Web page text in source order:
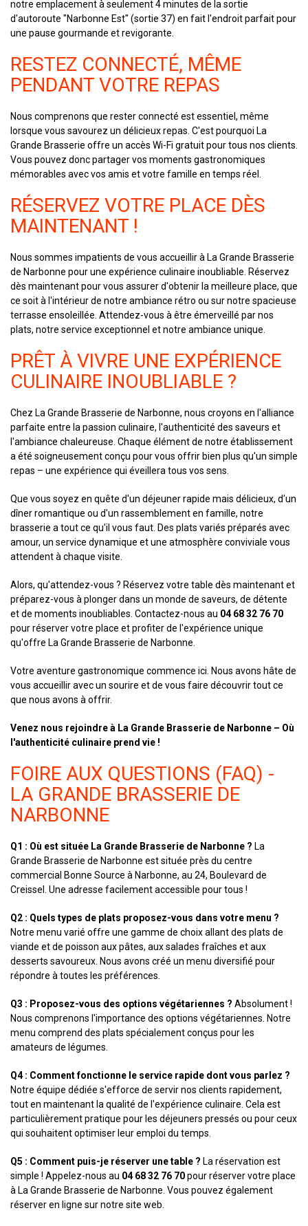
notre emplacement à seulement 4 minutes de la sortie
d'autoroute "Narbonne Est" (sortie 37) en fait l'endroit parfait pour
une pause gourmande et revigorante.
RESTEZ CONNECTÉ, MÊME
PENDANT VOTRE REPAS
Nous comprenons que rester connecté est essentiel, même
lorsque vous savourez un délicieux repas. C'est pourquoi La
Grande Brasserie offre un accès Wi-Fi gratuit pour tous nos clients.
Vous pouvez donc partager vos moments gastronomiques
mémorables avec vos amis et votre famille en temps réel.
RÉSERVEZ VOTRE PLACE DÈS
MAINTENANT !
Nous sommes impatients de vous accueillir à La Grande Brasserie
de Narbonne pour une expérience culinaire inoubliable. Réservez
dès maintenant pour vous assurer d'obtenir la meilleure place, que
ce soit à l'intérieur de notre ambiance rétro ou sur notre spacieuse
terrasse ensoleillée. Attendez-vous à être émerveillé par nos
plats, notre service exceptionnel et notre ambiance unique.
PRÊT À VIVRE UNE EXPÉRIENCE
CULINAIRE INOUBLIABLE ?
Chez La Grande Brasserie de Narbonne, nous croyons en l'alliance
parfaite entre la passion culinaire, l'authenticité des saveurs et
l'ambiance chaleureuse. Chaque élément de notre établissement
a été soigneusement conçu pour vous offrir bien plus qu'un simple
repas – une expérience qui éveillera tous vos sens.
Que vous soyez en quête d'un déjeuner rapide mais délicieux, d'un
dîner romantique ou d'un rassemblement en famille, notre
brasserie a tout ce qu'il vous faut. Des plats variés préparés avec
amour, un service dynamique et une atmosphère conviviale vous
attendent à chaque visite.
Alors, qu'attendez-vous ? Réservez votre table dès maintenant et
préparez-vous à plonger dans un monde de saveurs, de détente
et de moments inoubliables. Contactez-nous au 04 68 32 76 70
pour réserver votre place et profiter de l'expérience unique
qu'offre La Grande Brasserie de Narbonne.
Votre aventure gastronomique commence ici. Nous avons hâte de
vous accueillir avec un sourire et de vous faire découvrir tout ce
que nous avons à offrir.
Venez nous rejoindre à La Grande Brasserie de Narbonne – Où
l'authenticité culinaire prend vie !
FOIRE AUX QUESTIONS (FAQ) -
LA GRANDE BRASSERIE DE
NARBONNE
Q1 : Où est située La Grande Brasserie de Narbonne ? La
Grande Brasserie de Narbonne est située près du centre
commercial Bonne Source à Narbonne, au 24, Boulevard de
Creissel. Une adresse facilement accessible pour tous !
Q2 : Quels types de plats proposez-vous dans votre menu ?
Notre menu varié offre une gamme de choix allant des plats de
viande et de poisson aux pâtes, aux salades fraîches et aux
desserts savoureux. Nous avons créé un menu diversifié pour
répondre à toutes les préférences.
Q3 : Proposez-vous des options végétariennes ? Absolument !
Nous comprenons l'importance des options végétariennes. Notre
menu comprend des plats spécialement conçus pour les
amateurs de légumes.
Q4 : Comment fonctionne le service rapide dont vous parlez ?
Notre équipe dédiée s'efforce de servir nos clients rapidement,
tout en maintenant la qualité de l'expérience culinaire. Cela est
particulièrement pratique pour les déjeuners pressés ou pour ceux
qui souhaitent optimiser leur emploi du temps.
Q5 : Comment puis-je réserver une table ? La réservation est
simple ! Appelez-nous au 04 68 32 76 70pour réserver votre place
à La Grande Brasserie de Narbonne. Vous pouvez également
réserver en ligne sur notre site web.